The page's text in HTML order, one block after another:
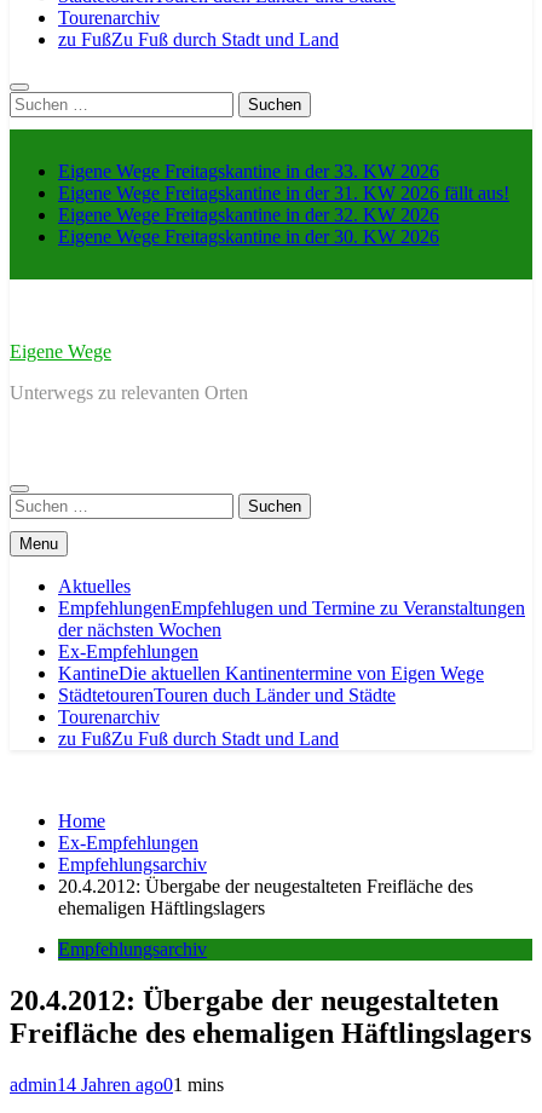
Tourenarchiv
zu FußZu Fuß durch Stadt und Land
Suche
nach:
Eigene Wege Freitagskantine in der 33. KW 2026
Eigene Wege Freitagskantine in der 31. KW 2026 fällt aus!
Eigene Wege Freitagskantine in der 32. KW 2026
Eigene Wege Freitagskantine in der 30. KW 2026
Eigene Wege
Unterwegs zu relevanten Orten
Suche
nach:
Menu
Aktuelles
EmpfehlungenEmpfehlugen und Termine zu Veranstaltungen
der nächsten Wochen
Ex-Empfehlungen
KantineDie aktuellen Kantinentermine von Eigen Wege
StädtetourenTouren duch Länder und Städte
Tourenarchiv
zu FußZu Fuß durch Stadt und Land
Home
Ex-Empfehlungen
Empfehlungsarchiv
20.4.2012: Übergabe der neugestalteten Freifläche des
ehemaligen Häftlingslagers
Empfehlungsarchiv
20.4.2012: Übergabe der neugestalteten
Freifläche des ehemaligen Häftlingslagers
admin14 Jahren ago01 mins